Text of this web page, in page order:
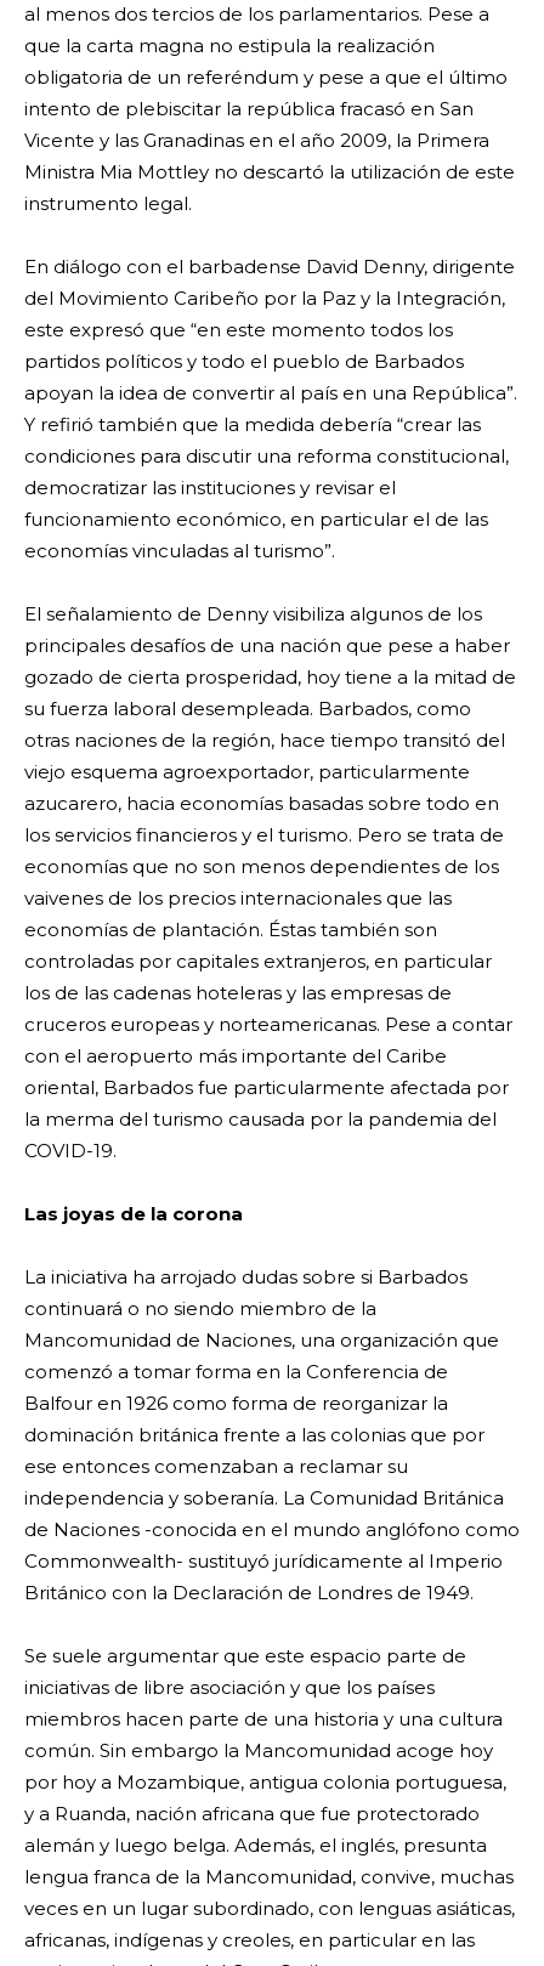
al menos dos tercios de los parlamentarios. Pese a
que la carta magna no estipula la realización
obligatoria de un referéndum y pese a que el último
intento de plebiscitar la república fracasó en San
Vicente y las Granadinas en el año 2009, la Primera
Ministra Mia Mottley no descartó la utilización de este
instrumento legal.
En diálogo con el barbadense David Denny, dirigente
del Movimiento Caribeño por la Paz y la Integración,
este expresó que “en este momento todos los
partidos políticos y todo el pueblo de Barbados
apoyan la idea de convertir al país en una República”.
Y refirió también que la medida debería “crear las
condiciones para discutir una reforma constitucional,
democratizar las instituciones y revisar el
funcionamiento económico, en particular el de las
economías vinculadas al turismo”.
El señalamiento de Denny visibiliza algunos de los
principales desafíos de una nación que pese a haber
gozado de cierta prosperidad, hoy tiene a la mitad de
su fuerza laboral desempleada. Barbados, como
otras naciones de la región, hace tiempo transitó del
viejo esquema agroexportador, particularmente
azucarero, hacia economías basadas sobre todo en
los servicios financieros y el turismo. Pero se trata de
economías que no son menos dependientes de los
vaivenes de los precios internacionales que las
economías de plantación. Éstas también son
controladas por capitales extranjeros, en particular
los de las cadenas hoteleras y las empresas de
cruceros europeas y norteamericanas. Pese a contar
con el aeropuerto más importante del Caribe
oriental, Barbados fue particularmente afectada por
la merma del turismo causada por la pandemia del
COVID-19.
Las joyas de la corona
La iniciativa ha arrojado dudas sobre si Barbados
continuará o no siendo miembro de la
Mancomunidad de Naciones, una organización que
comenzó a tomar forma en la Conferencia de
Balfour en 1926 como forma de reorganizar la
dominación británica frente a las colonias que por
ese entonces comenzaban a reclamar su
independencia y soberanía. La Comunidad Británica
de Naciones -conocida en el mundo anglófono como
Commonwealth- sustituyó jurídicamente al Imperio
Británico con la Declaración de Londres de 1949.
Se suele argumentar que este espacio parte de
iniciativas de libre asociación y que los países
miembros hacen parte de una historia y una cultura
común. Sin embargo la Mancomunidad acoge hoy
por hoy a Mozambique, antigua colonia portuguesa,
y a Ruanda, nación africana que fue protectorado
alemán y luego belga. Además, el inglés, presunta
lengua franca de la Mancomunidad, convive, muchas
veces en un lugar subordinado, con lenguas asiáticas,
africanas, indígenas y creoles, en particular en las